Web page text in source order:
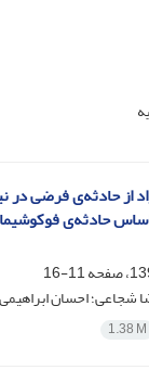
از حادثه‌ی فرضی در
حادثه‌ی فوکوشیما
11-16
شجاعی؛ احسان
1.38 M